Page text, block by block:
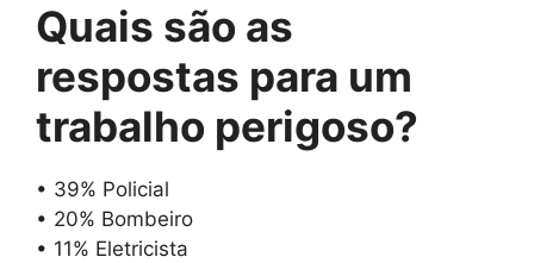
Quais são as
respostas para um
trabalho perigoso?
• 39% Policial
• 20% Bombeiro
• 11% Eletricista